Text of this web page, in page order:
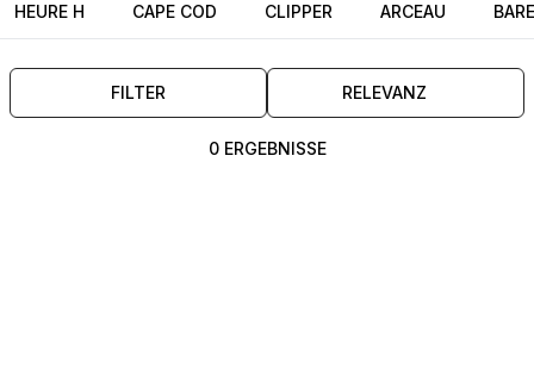
HEURE H CAPE COD CLIPPER ARCEAU
FILTER RELEVANZ
0 ERGEBNISSE